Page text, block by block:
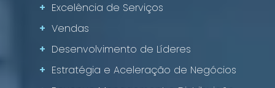
+ Excelência de Serviços
+ Vendas
+ Desenvolvimento de Líderes
+ Estratégia e Aceleração de Negócios